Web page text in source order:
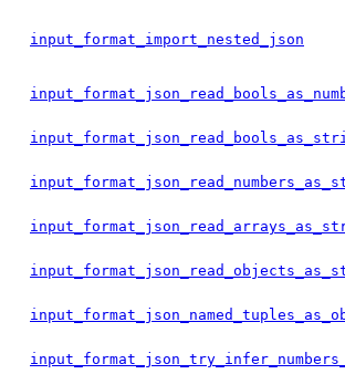
input_format_import_nested_json